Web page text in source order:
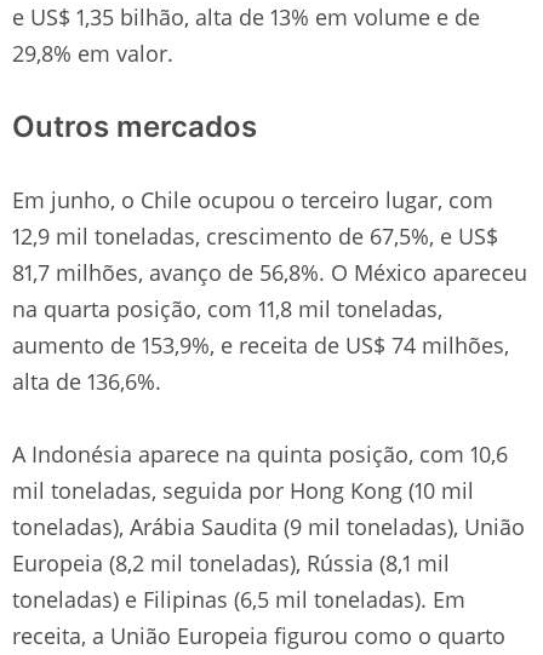
e US$ 1,35 bilhão, alta de 13% em volume e de
29,8% em valor.
Outros mercados
Em junho, o Chile ocupou o terceiro lugar, com
12,9 mil toneladas, crescimento de 67,5%, e US$
81,7 milhões, avanço de 56,8%. O México apareceu
na quarta posição, com 11,8 mil toneladas,
aumento de 153,9%, e receita de US$ 74 milhões,
alta de 136,6%.
A Indonésia aparece na quinta posição, com 10,6
mil toneladas, seguida por Hong Kong (10 mil
toneladas), Arábia Saudita (9 mil toneladas), União
Europeia (8,2 mil toneladas), Rússia (8,1 mil
toneladas) e Filipinas (6,5 mil toneladas). Em
receita, a União Europeia figurou como o quarto